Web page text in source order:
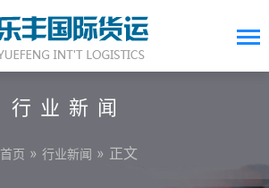
行业新闻
首页 » 行业新闻 » 正文